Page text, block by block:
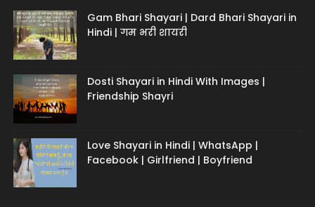
Gam Bhari Shayari | Dard Bhari Shayari in
Hindi | गम भरी शायरी
Dosti Shayari in Hindi With Images |
Friendship Shayri
Love Shayari in Hindi | WhatsApp |
Facebook | Girlfriend | Boyfriend